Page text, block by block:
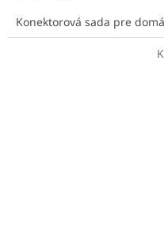
Konektorová sada pre